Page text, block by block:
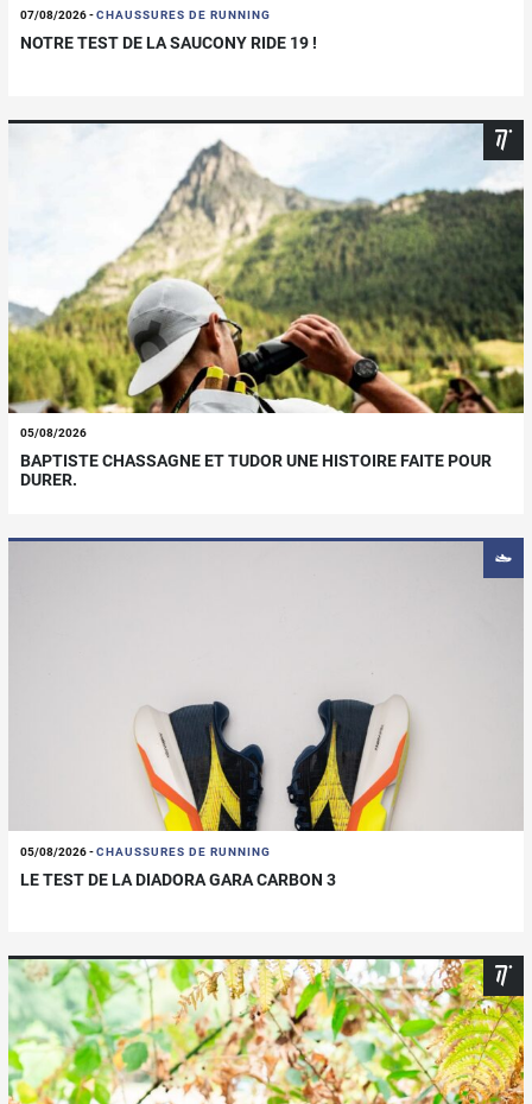
07/08/2026-CHAUSSURES DE RUNNING
NOTRE TEST DE LA SAUCONY RIDE 19 !
05/08/2026
BAPTISTE CHASSAGNE ET TUDOR UNE HISTOIRE FAITE POUR
DURER.
05/08/2026-CHAUSSURES DE RUNNING
LE TEST DE LA DIADORA GARA CARBON 3